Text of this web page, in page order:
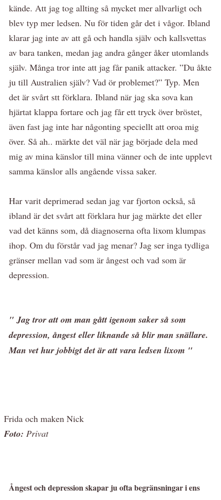
kände. Att jag tog allting så mycket mer allvarligt och
blev typ mer ledsen. Nu för tiden går det i vågor. Ibland
klarar jag inte av att gå och handla själv och kallsvettas
av bara tanken, medan jag andra gånger åker utomlands
själv. Många tror inte att jag får panik attacker. ”Du åkte
ju till Australien själv? Vad ör problemet?” Typ. Men
det är svårt stt förklara. Ibland när jag ska sova kan
hjärtat klappa fortare och jag får ett tryck över bröstet,
även fast jag inte har någonting speciellt att oroa mig
över. Så ah.. märkte det väl när jag började dela med
mig av mina känslor till mina vänner och de inte upplevt
samma känslor alls angående vissa saker.
Har varit deprimerad sedan jag var fjorton också, så
ibland är det svårt att förklara hur jag märkte det eller
vad det känns som, då diagnoserna ofta lixom klumpas
ihop. Om du förstår vad jag menar? Jag ser inga tydliga
gränser mellan vad som är ångest och vad som är
depression.
" Jag tror att om man gått igenom saker så som
depression, ångest eller liknande så blir man snällare.
Man vet hur jobbigt det är att vara ledsen lixom "
Frida och maken Nick
Foto: Privat
Ångest och depression skapar ju ofta begränsningar i ens